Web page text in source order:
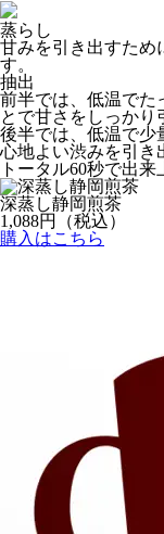
蒸らし
甘みを引き出すため
す。
抽出
前半では、低温でた
とで甘さをしっかり
後半では、低温で少
心地よい渋みを引き
トータル60秒で出来
深蒸し静岡煎茶
1,088円（税込）
購入はこちら